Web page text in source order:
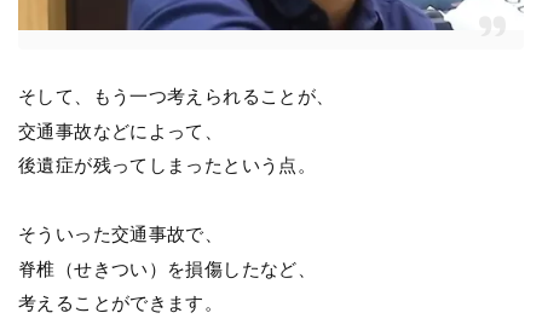
そして、もう一つ考えられることが、
交通事故などによって、
後遺症が残ってしまったという点。
そういった交通事故で、
脊椎（せきつい）を損傷したなど、
考えることができます。